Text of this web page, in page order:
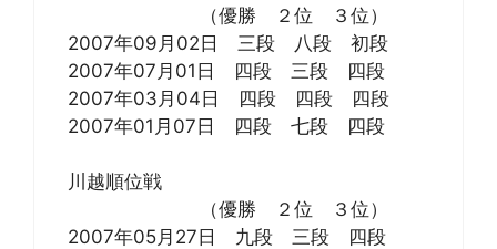
（優勝 ２位 ３位）
2007年09月02日 三段 八段 初段
2007年07月01日 四段 三段 四段
2007年03月04日 四段 四段 四段
2007年01月07日 四段 七段 四段
川越順位戦
（優勝 ２位 ３位）
2007年05月27日 九段 三段 四段